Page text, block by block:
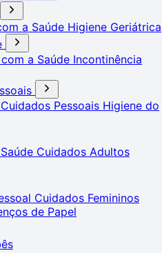
a Saúde Higiene Geriátrica
a Saúde Incontinência
Pessoais Higiene do
Cuidados Adultos
Cuidados Femininos
de Papel